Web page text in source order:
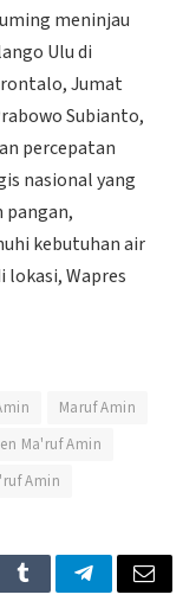
meninjau
Ulu di
Jumat
Subianto,
percepatan
nasional yang
pangan,
kebutuhan air
lokasi, Wapres
Maruf Amin
Ma'ruf Amin
Amin
TumblrTelegramEmail